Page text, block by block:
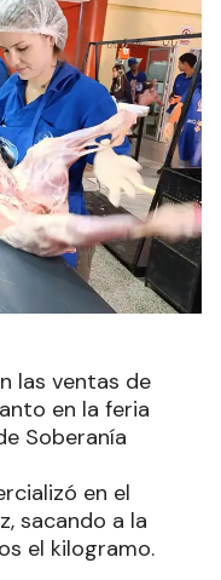
las ventas de
en la feria
Soberanía
en el
sacando a la
el kilogramo.